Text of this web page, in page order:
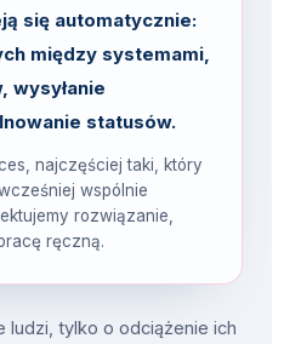
się automatycznie:
między systemami,
wysyłanie
statusów.
najczęściej taki, który
wspólnie
rozwiązanie,
ręczną.
ludzi, tylko o odciążenie ich